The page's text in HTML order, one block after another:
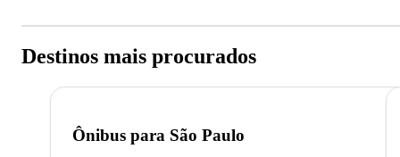
Destinos mais procurados
Ônibus para São Paulo